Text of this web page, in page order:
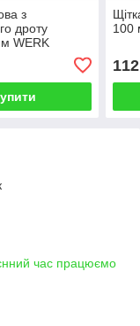
з
дроту
WERK
100
112
час працюємо